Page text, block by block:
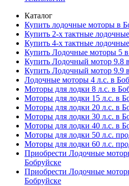
Каталог
Купить лодочные моторы в
Купить 2-х тактные
Купить 4-х тактные
Купить Лодочные моторы 5 в
Купить Лодочный мотор 9.8
Купить Лодочный мотор 9.9
Лодочные моторы 4 л.с. в
Моторы для лодки 8 л.с. в
Моторы для лодки 15 л.с. в
Моторы для лодки 20 л.с. в
Моторы для лодки 30 л.с. в
Моторы для лодки 40 л.с. в
Моторы для лодки 50 л.с.
Моторы для лодки 60 л.с.
Приобрести Лодочные
Бобруйске
Приобрести Лодочные
Бобруйске